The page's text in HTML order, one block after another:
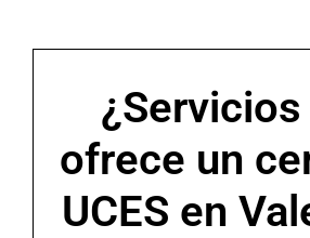
ofrece un
UCES en